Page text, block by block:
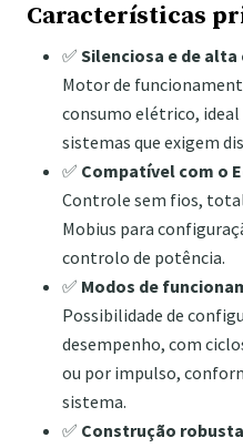
Características
✅ Silenciosa e de
Motor de
consumo elétrico,
sistemas que exigem
✅ Compatível com o
Controle sem fios,
Mobius para
controlo de potência.
✅ Modos de
Possibilidade de
desempenho, com
ou por impulso,
sistema.
✅ Construção